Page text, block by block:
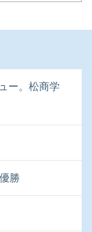
ー。松商学
勝